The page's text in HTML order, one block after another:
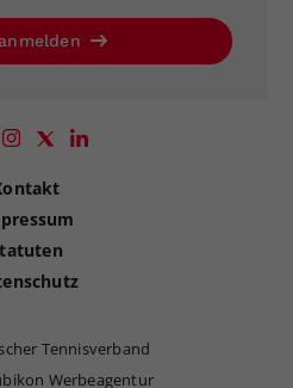
Tennisverband
Werbeagentur